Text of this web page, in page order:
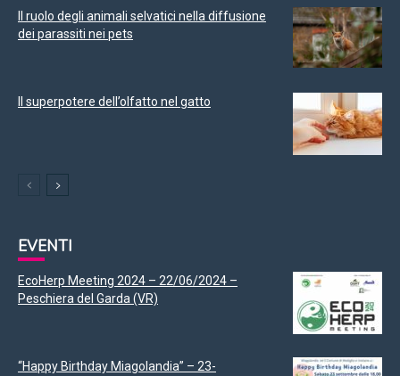
Il ruolo degli animali selvatici nella diffusione
dei parassiti nei pets
Il superpotere dell’olfatto nel gatto
EVENTI
EcoHerp Meeting 2024 – 22/06/2024 –
Peschiera del Garda (VR)
“Happy Birthday Miagolandia” – 23-